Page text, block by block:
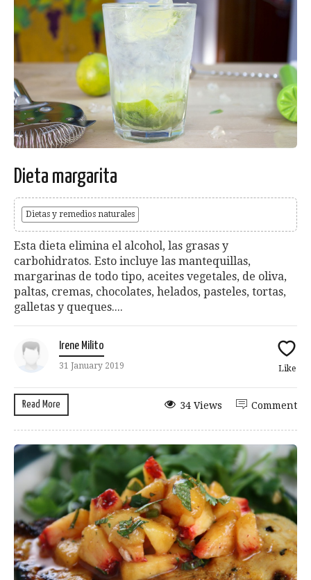
Dieta margarita
Dietas y remedios naturales
Esta dieta elimina el alcohol, las grasas y
carbohidratos. Esto incluye las mantequillas,
margarinas de todo tipo, aceites vegetales, de oliva,
paltas, cremas, chocolates, helados, pasteles, tortas,
galletas y queques....
Irene Milito
31 January 2019 Like
Read More Comment
34 Views